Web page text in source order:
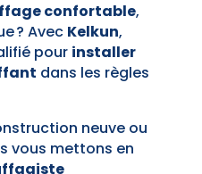
confortable,
? Avec Kelkun,
pour installer
dans les règles
neuve ou
vous mettons en